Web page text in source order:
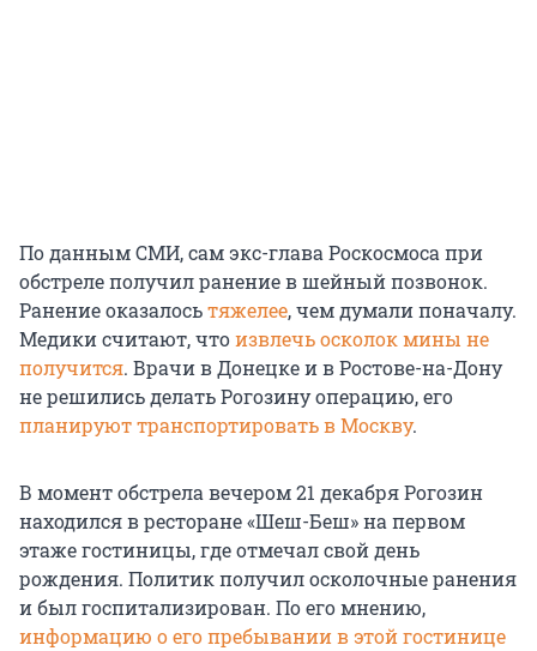
По данным СМИ, сам экс-глава Роскосмоса при
обстреле получил ранение в шейный позвонок.
Ранение оказалосьтяжелее, чем думали поначалу.
Медики считают, чтоизвлечь осколок мины не
получится. Врачи в Донецке и в Ростове-на-Дону
не решились делать Рогозину операцию, его
планируют транспортировать в Москву.
В момент обстрела вечером 21 декабря Рогозин
находился в ресторане «Шеш-Беш» на первом
этаже гостиницы, где отмечал свой день
рождения. Политик получил осколочные ранения
и был госпитализирован. По его мнению,
информацию о его пребывании в этой гостинице